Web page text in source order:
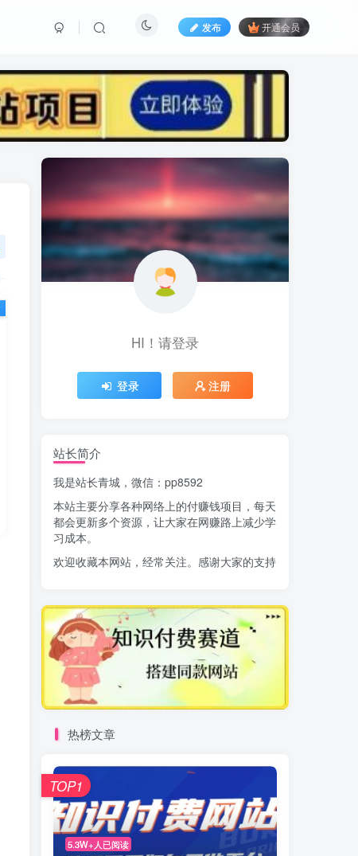
发布 开通会员
标签云
(1)黑科技 黑神话
鱼塘起号(1) 魔兽亚服(0) 魔兽(1)
骚气语音包
餐饮门店(1) 餐饮人(1) 餐饮(3)
(1) 风水教程(0) 风水(1)
风光摄影(1) 音乐号 音乐人项目(0)
音乐U盘(1) 韩国动漫(1)
HI！请登录
登录 注册
站长简介
我是站长青城，微信：pp8592
本站主要分享各种网络上的付赚钱项目，每天
都会更新多个资源，让大家在网赚路上减少学
习成本。
欢迎收藏本网站，经常关注。感谢大家的支持
热榜文章
5.3W+人已阅读
TOP1